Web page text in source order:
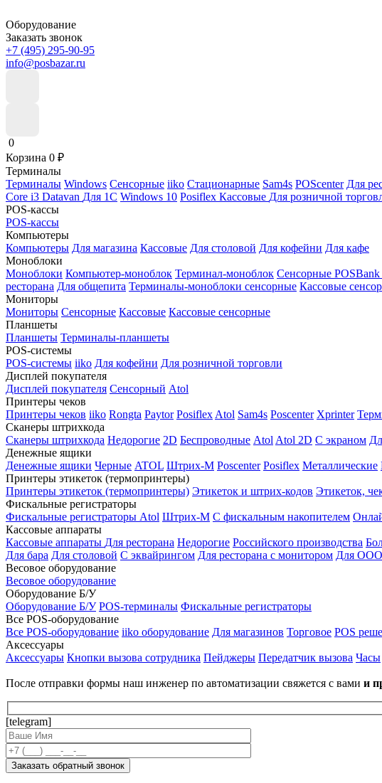
Оборудование
Заказать звонок
+7 (495) 295-90-95
info@posbazar.ru
0
Корзина 0 ₽
Терминалы
Терминалы Windows Сенсорные iiko Стационарные Sam4s POScenter Для
Core i3 Datavan Для 1С Windows 10 Posiflex Кассовые Для розничной
POS-кассы
POS-кассы
Компьютеры
Компьютеры Для магазина Кассовые Для столовой Для кофейни Для кафе
Моноблоки
Моноблоки Компьютер-моноблок Терминал-моноблок Сенсорные POSBank
ресторана Для общепита Терминалы-моноблоки сенсорные Кассовые
Мониторы
Мониторы Сенсорные Кассовые Кассовые сенсорные
Планшеты
Планшеты Терминалы-планшеты
POS-системы
POS-системы iiko Для кофейни Для розничной торговли
Дисплей покупателя
Дисплей покупателя Сенсорный Atol
Принтеры чеков
Принтеры чеков iiko Rongta Paytor Posiflex Atol Sam4s Poscenter Xprinter
Сканеры штрихкода
Сканеры штрихкода Недорогие 2D Беспроводные Atol Atol 2D С экраном
Денежные ящики
Денежные ящики Черные ATOL Штрих-М Poscenter Posiflex Металлические
Принтеры этикеток (термопринтеры)
Принтеры этикеток (термопринтеры) Этикеток и штрих-кодов Этикеток,
Фискальные регистраторы
Фискальные регистраторы Atol Штрих-М С фискальным накопителем
Кассовые аппараты
Кассовые аппараты Для ресторана Недорогие Российского производства
Для бара Для столовой С эквайрингом Для ресторана с монитором Для ООО
Весовое оборудование
Весовое оборудование
Оборудование Б/У
Оборудование Б/У POS-терминалы Фискальные регистраторы
Все POS-оборудование
Все POS-оборудование iiko оборудование Для магазинов Торговое POS
Аксессуары
Аксессуары Кнопки вызова сотрудника Пейджеры Передатчик вызова Часы
После отправки формы наш инженер по автоматизации свяжется с вами и
[telegram]